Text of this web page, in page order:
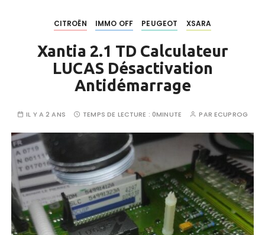
CITROËN IMMO OFF PEUGEOT XSARA
Xantia 2.1 TD Calculateur
LUCAS Désactivation
Antidémarrage
IL Y A 2 ANS TEMPS DE LECTURE : 0MINUTE PARECUPROG